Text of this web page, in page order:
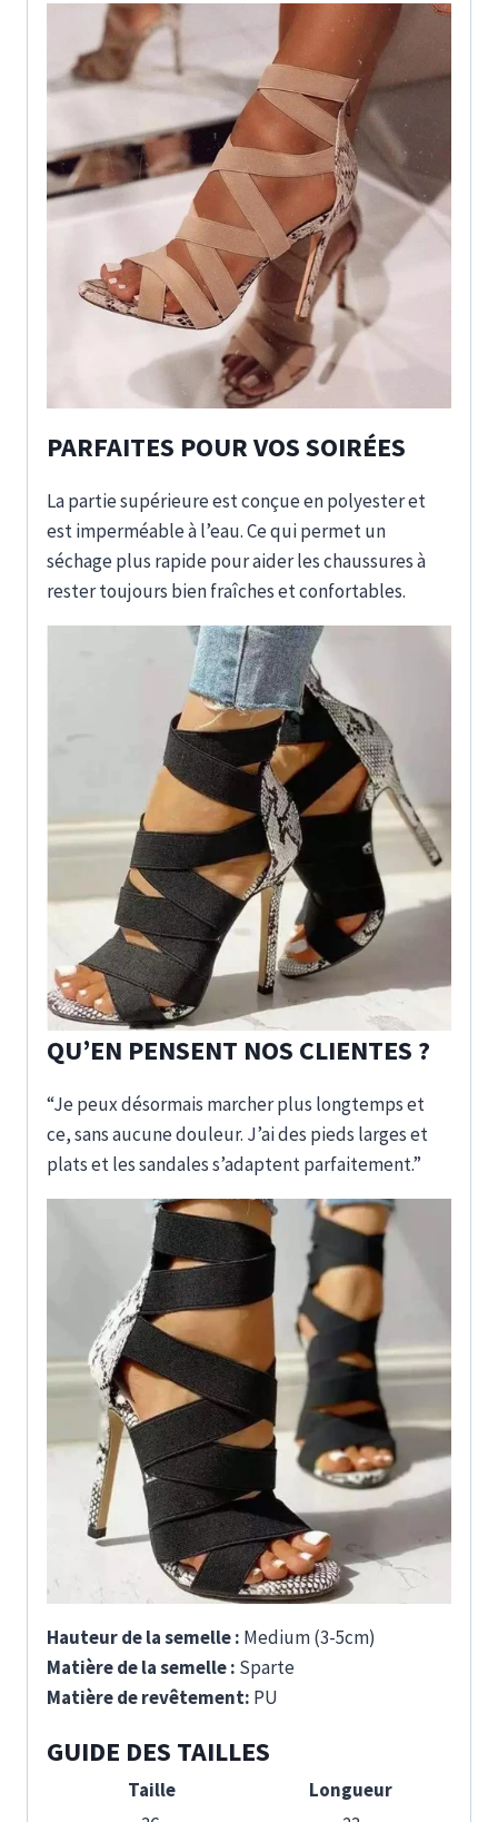
PARFAITES POUR VOS SOIRÉES
La partie supérieure est conçue en polyester et
est imperméable à l’eau. Ce qui permet un
séchage plus rapide pour aider les chaussures à
rester toujours bien fraîches et confortables.
QU’EN PENSENT NOS CLIENTES ?
“Je peux désormais marcher plus longtemps et
ce, sans aucune douleur. J’ai des pieds larges et
plats et les sandales s’adaptent parfaitement.”
Hauteur de la semelle : Medium (3-5cm)
Matière de la semelle : Sparte
Matière de revêtement: PU
GUIDE DES TAILLES
Taille
Longueur